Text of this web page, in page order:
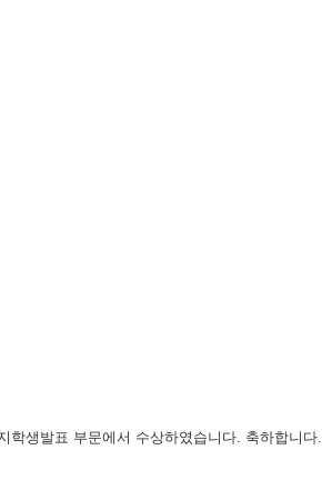
학생발표 부문에서 수상하였습니다. 축하합니다.